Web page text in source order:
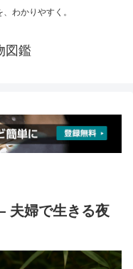
わかりやすく。
図鑑
夫婦で生きる夜